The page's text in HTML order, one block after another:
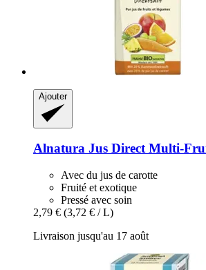
Ajouter
Alnatura Jus Direct Multi-​
Avec du jus de carotte
Fruité et exotique
Pressé avec soin
2,79 € (3,72 € / L)
Livraison jusqu'au 17 août